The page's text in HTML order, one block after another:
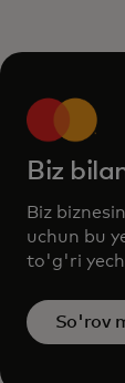
Biz
Biz
uchun bu
to'g'ri
So'rov